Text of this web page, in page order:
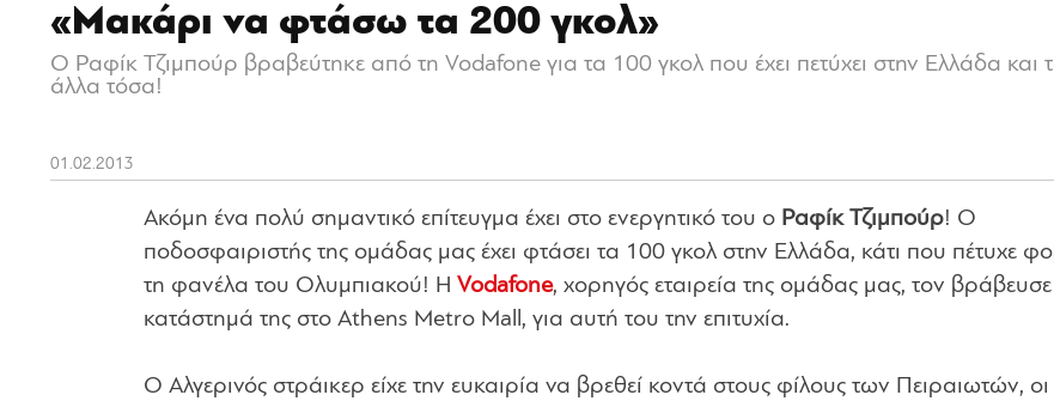
«Μακάρι να φτάσω τα 200 γκολ»
Ο Ραφίκ Τζιμπούρ βραβεύτηκε από τη Vodafone για τα 100 γκολ που έχει πετύχει στην Ελλάδα και
άλλα τόσα!
01.02.2013
Ακόμη ένα πολύ σημαντικό επίτευγμα έχει στο ενεργητικό του ο Ραφίκ Τζιμπούρ! Ο
ποδοσφαιριστής της ομάδας μας έχει φτάσει τα 100 γκολ στην Ελλάδα, κάτι που πέτυχε
τη φανέλα του Ολυμπιακού! Η Vodafone, χορηγός εταιρεία της ομάδας μας, τον
κατάστημά της στο Athens Metro Mall, για αυτή του την επιτυχία.
Ο Αλγερινός στράικερ είχε την ευκαιρία να βρεθεί κοντά στους φίλους των Πειραιωτών, οι